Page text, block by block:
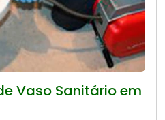
Vaso Sanitário em